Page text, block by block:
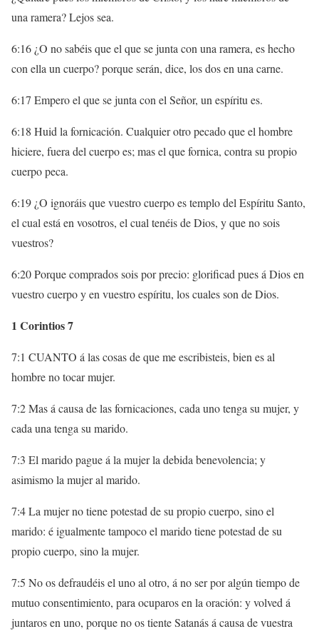
una ramera? Lejos sea.
6:16 ¿O no sabéis que el que se junta con una ramera, es hecho
con ella un cuerpo? porque serán, dice, los dos en una carne.
6:17 Empero el que se junta con el Señor, un espíritu es.
6:18 Huid la fornicación. Cualquier otro pecado que el hombre
hiciere, fuera del cuerpo es; mas el que fornica, contra su propio
cuerpo peca.
6:19 ¿O ignoráis que vuestro cuerpo es templo del Espíritu Santo,
el cual está en vosotros, el cual tenéis de Dios, y que no sois
vuestros?
6:20 Porque comprados sois por precio: glorificad pues á Dios en
vuestro cuerpo y en vuestro espíritu, los cuales son de Dios.
1 Corintios 7
7:1 CUANTO á las cosas de que me escribisteis, bien es al
hombre no tocar mujer.
7:2 Mas á causa de las fornicaciones, cada uno tenga su mujer, y
cada una tenga su marido.
7:3 El marido pague á la mujer la debida benevolencia; y
asimismo la mujer al marido.
7:4 La mujer no tiene potestad de su propio cuerpo, sino el
marido: é igualmente tampoco el marido tiene potestad de su
propio cuerpo, sino la mujer.
7:5 No os defraudéis el uno al otro, á no ser por algún tiempo de
mutuo consentimiento, para ocuparos en la oración: y volved á
juntaros en uno, porque no os tiente Satanás á causa de vuestra